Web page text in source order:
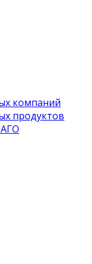
компаний
продуктов